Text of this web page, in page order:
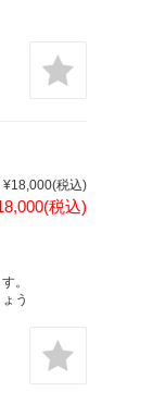
¥18,000(税込)
(税込)
。
う